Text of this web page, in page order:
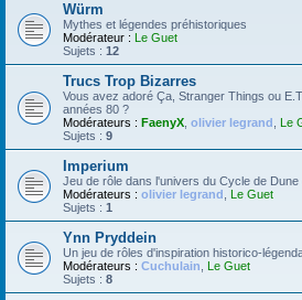
Würm
Mythes et légendes préhistoriques
Modérateur : Le Guet
Sujets : 12
Trucs Trop Bizarres
Vous avez adoré Ça, Stranger Things ou
années 80 ?
Modérateurs : FaenyX olivier legrand
Le
Sujets : 9
Imperium
Jeu de rôle dans l'univers du Cycle de
Modérateurs : olivier legrand
Le Guet
Sujets : 1
Ynn Pryddein
Un jeu de rôles d'inspiration historico-
Modérateurs : Cuchulain
Le Guet
Sujets : 8